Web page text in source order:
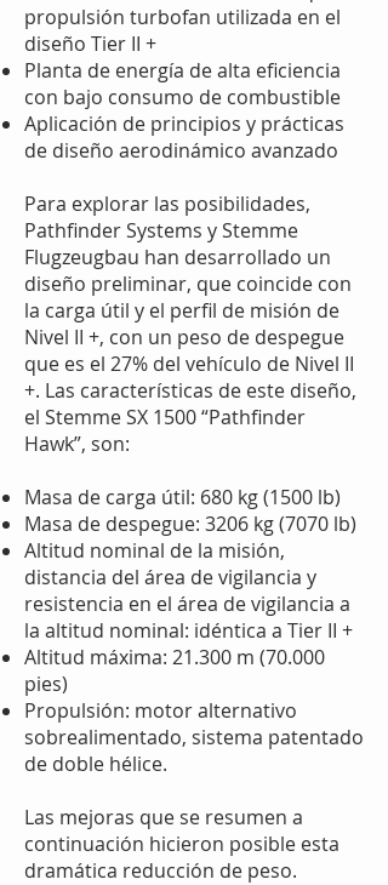
propulsión turbofan utilizada en el
diseño Tier II +
Planta de energía de alta eficiencia
con bajo consumo de combustible
Aplicación de principios y prácticas
de diseño aerodinámico avanzado
Para explorar las posibilidades,
Pathfinder Systems y Stemme
Flugzeugbau han desarrollado un
diseño preliminar, que coincide con
la carga útil y el perfil de misión de
Nivel II +, con un peso de despegue
que es el 27% del vehículo de Nivel II
+. Las características de este diseño,
el Stemme SX 1500 “Pathfinder
Hawk”, son:
Masa de carga útil: 680 kg (1500 lb)
Masa de despegue: 3206 kg (7070 lb)
Altitud nominal de la misión,
distancia del área de vigilancia y
resistencia en el área de vigilancia a
la altitud nominal: idéntica a Tier II +
Altitud máxima: 21.300 m (70.000
pies)
Propulsión: motor alternativo
sobrealimentado, sistema patentado
de doble hélice.
Las mejoras que se resumen a
continuación hicieron posible esta
dramática reducción de peso.